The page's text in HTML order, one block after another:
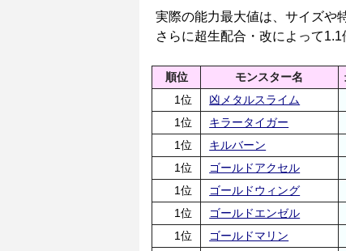
実際の能力最大値は、サイズや
さらに超生配合・改によって1.1
順位 モンスター名
1位
凶メタルスライム
1位
キラータイガー
1位
キルバーン
1位
ゴールドアクセル
1位
ゴールドウィング
1位
ゴールドエンゼル
1位
ゴールドマリン